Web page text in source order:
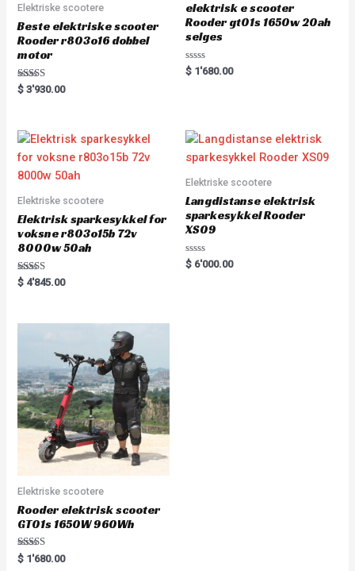
Elektriske scootere
Beste elektriske scooter
Rooder r803o16 dobbel
motor
Rated
5.00
$ 3'930.00
elektrisk e scooter
Rooder gt01s 1650w 20ah
selges
Rated
0
$ 1'680.00
Elektriske scootere
Elektrisk sparkesykkel for
voksne r803o15b 72v
8000w 50ah
Rated
5.00
$ 4'845.00
Elektriske scootere
Langdistanse elektrisk
sparkesykkel Rooder
XS09
Rated
0
$ 6'000.00
Elektriske scootere
Rooder elektrisk scooter
GT01s 1650W 960Wh
Rated
5.00
$ 1'680.00